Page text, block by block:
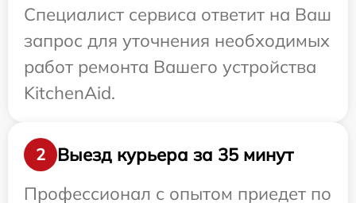
Специалист сервиса ответит на Ваш
запрос для уточнения необходимых
работ ремонта Вашего устройства
KitchenAid.
2
Выезд курьера за 35 минут
Профессионал с опытом приедет по